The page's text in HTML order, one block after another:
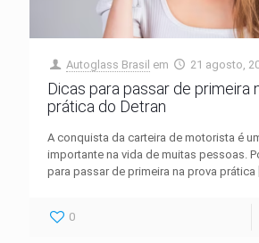
Autoglass Brasil em 21 agosto,
Dicas para passar de primeira
prática do Detran
A conquista da carteira de motorista é
importante na vida de muitas pessoas.
para passar de primeira na prova prática
0